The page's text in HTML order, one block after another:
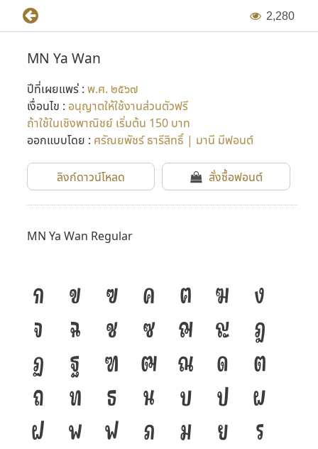
2,280
MN Ya Wan
ปีที่เผยแพร่ : พ.ศ. ๒๕๖๗
เงื่อนไข : อนุญาตให้ใช้งานส่วนตัวฟรี
ถ้าใช้ในเชิงพาณิชย์ เริ่มต้น 150 บาท
ออกแบบโดย : ศรัณยพัชร์ ธารีสิทธิ์ | มานี มีฟอนต์
ลิงก์ดาวน์โหลด สั่งซื้อฟอนต์
MN Ya Wan Regular
ก ข ฃ ค ฅ ฆ
ง
จ
ฉ ช ซ ฌ ญ
ฎ
ฏ
ฐ ฑ ฒ ณ ด
ต
ถ
ท ธ น บ ป
ผ
ฝ
พ ฟ ภ ม ย
ร